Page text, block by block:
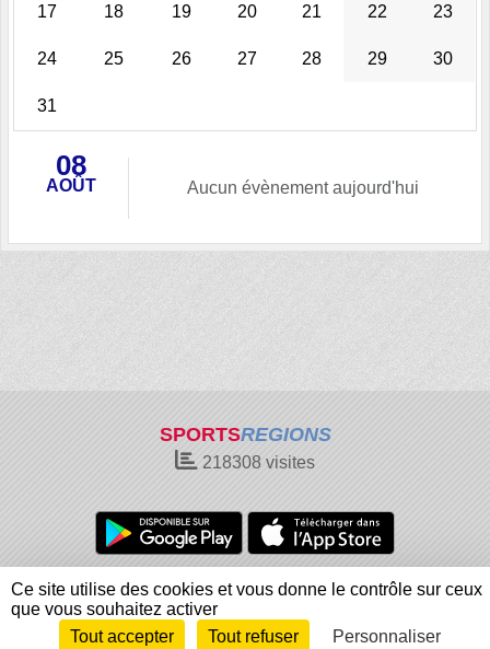
17 18 19 20 21 22 23
24 25 26 27 28 29 30
31
08
AOÛT Aucun évènement aujourd'hui
SPORTSREGIONS
218308 visites
Charte cookies
Gestion des cookies
Informations légales
Signaler un contenu inapproprié
Envie de participer ?
Connexion
Ce site utilise des cookies et vous donne le contrôle sur ceux
que vous souhaitez activer
Tout accepter
Tout refuser Personnaliser